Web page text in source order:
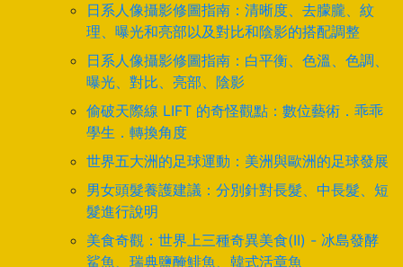
日系人像攝影修圖指南：清晰度、去朦朧、紋
理、曝光和亮部以及對比和陰影的搭配調整
日系人像攝影修圖指南：白平衡、色溫、色調、
曝光、對比、亮部、陰影
偷破天際線 LIFT 的奇怪觀點：數位藝術．乖乖
學生．轉換角度
世界五大洲的足球運動：美洲與歐洲的足球發展
男女頭髮養護建議：分別針對長髮、中長髮、短
髮進行說明
美食奇觀：世界上三種奇異美食(II) - 冰島發酵
鯊魚、瑞典鹽醃鯡魚、韓式活章魚